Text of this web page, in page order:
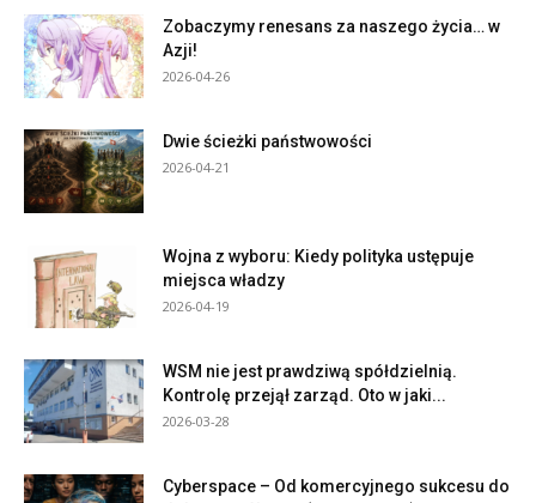
Zobaczymy renesans za naszego życia… w
Azji!
2026-04-26
Dwie ścieżki państwowości
2026-04-21
Wojna z wyboru: Kiedy polityka ustępuje
miejsca władzy
2026-04-19
WSM nie jest prawdziwą spółdzielnią.
Kontrolę przejął zarząd. Oto w jaki...
2026-03-28
Cyberspace – Od komercyjnego sukcesu do